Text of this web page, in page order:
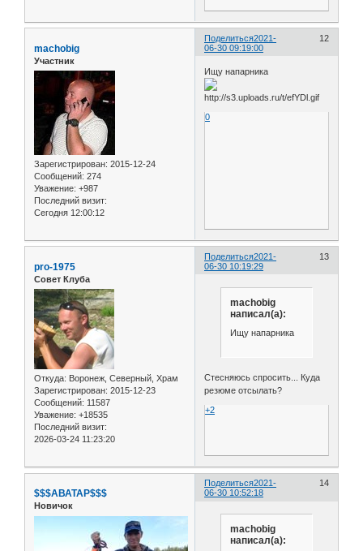
Поделиться 12
2021-
06-30 09:19:00
machobig
Участник
Зарегистрирован: 2015-12-24
Сообщений: 274
Уважение: +987
Последний визит:
Сегодня 12:00:12
Ищу напарника
0
Поделиться 13
2021-
06-30 10:19:29
pro-1975
Совет Клуба
Откуда: Воронеж, Северный, Храм
Зарегистрирован: 2015-12-23
Сообщений: 11587
Уважение: +18535
Последний визит:
2026-03-24 11:23:20
machobig
написал(а):
Ищу напарника
Стесняюсь спросить... Куда
резюме отсылать?
+2
Поделиться 14
2021-
06-30 10:52:18
$$$АВАТАР$$$
Новичок
machobig
написал(а):